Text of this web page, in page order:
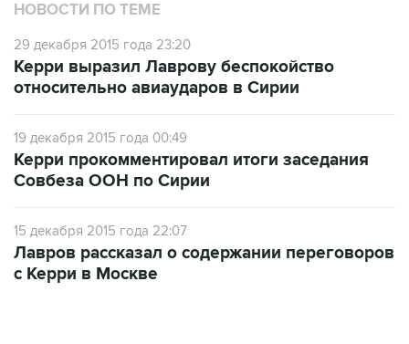
НОВОСТИ ПО ТЕМЕ
29 декабря 2015 года 23:20
Керри выразил Лаврову беспокойство
относительно авиаударов в Сирии
19 декабря 2015 года 00:49
Керри прокомментировал итоги заседания
Совбеза ООН по Сирии
15 декабря 2015 года 22:07
Лавров рассказал о содержании переговоров
с Керри в Москве